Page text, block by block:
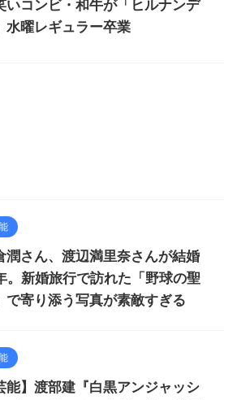
いコンビ・和牛が「ヒルナンデ
水曜レギュラー卒業
潤さん、渡辺満里奈さんが結婚
。新婚旅行で訪れた「野球の聖
で寄り添う写真が素敵すぎる
能】渡部建『白黒アンジャッシ